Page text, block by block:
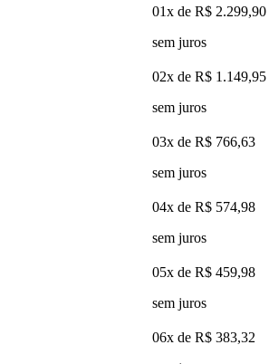
01x de R$ 2.299,90
sem juros
02x de R$ 1.149,95
sem juros
03x de R$ 766,63
sem juros
04x de R$ 574,98
sem juros
05x de R$ 459,98
sem juros
06x de R$ 383,32